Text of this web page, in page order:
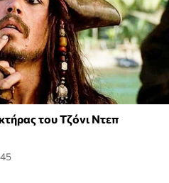
του Τζόνι Ντεπ